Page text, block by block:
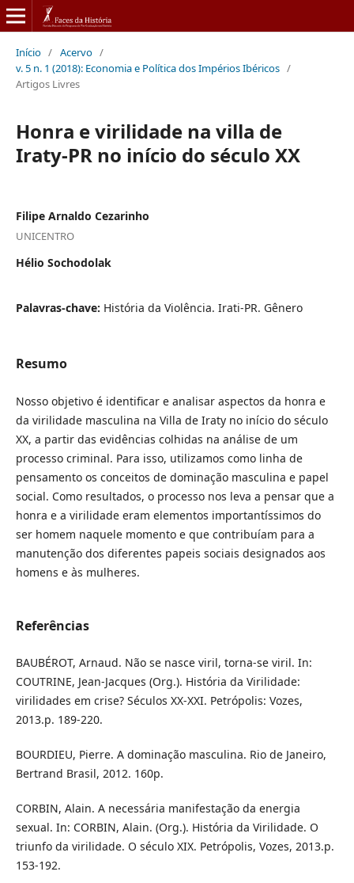
Início / Acervo /
v. 5 n. 1 (2018): Economia e Política dos Impérios Ibéricos /
Artigos Livres
Honra e virilidade na villa de
Iraty-PR no início do século XX
Filipe Arnaldo Cezarinho
UNICENTRO
Hélio Sochodolak
Palavras-chave: História da Violência. Irati-PR. Gênero
Resumo
Nosso objetivo é identificar e analisar aspectos da honra e
da virilidade masculina na Villa de Iraty no início do século
XX, a partir das evidências colhidas na análise de um
processo criminal. Para isso, utilizamos como linha de
pensamento os conceitos de dominação masculina e papel
social. Como resultados, o processo nos leva a pensar que a
honra e a virilidade eram elementos importantíssimos do
ser homem naquele momento e que contribuíam para a
manutenção dos diferentes papeis sociais designados aos
homens e às mulheres.
Referências
BAUBÉROT, Arnaud. Não se nasce viril, torna-se viril. In:
COUTRINE, Jean-Jacques (Org.). História da Virilidade:
virilidades em crise? Séculos XX-XXI. Petrópolis: Vozes,
2013.p. 189-220.
BOURDIEU, Pierre. A dominação masculina. Rio de Janeiro,
Bertrand Brasil, 2012. 160p.
CORBIN, Alain. A necessária manifestação da energia
sexual. In: CORBIN, Alain. (Org.). História da Virilidade. O
triunfo da virilidade. O século XIX. Petrópolis, Vozes, 2013.p.
153-192.